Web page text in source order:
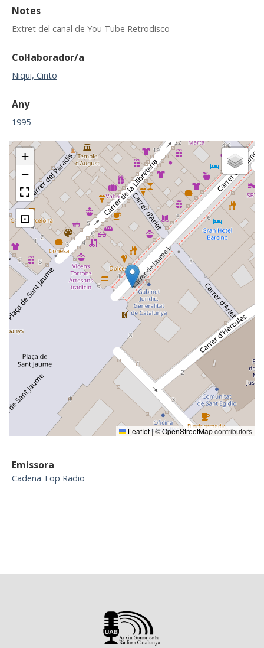
Notes
Extret del canal de You Tube Retrodisco
Col·laborador/a
Niqui, Cinto
Any
1995
+
−
⊡
Leaflet|©OpenStreetMapcontributors
Emissora
Cadena Top Radio